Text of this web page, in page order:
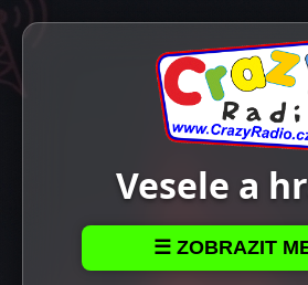
Vesele a
☰ ZOBRAZIT